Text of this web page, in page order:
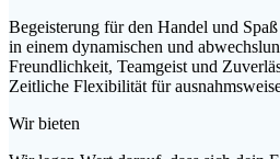
Begeisterung für den Handel und
in einem dynamischen und
Freundlichkeit, Teamgeist und
Zeitliche Flexibilität für
Wir bieten